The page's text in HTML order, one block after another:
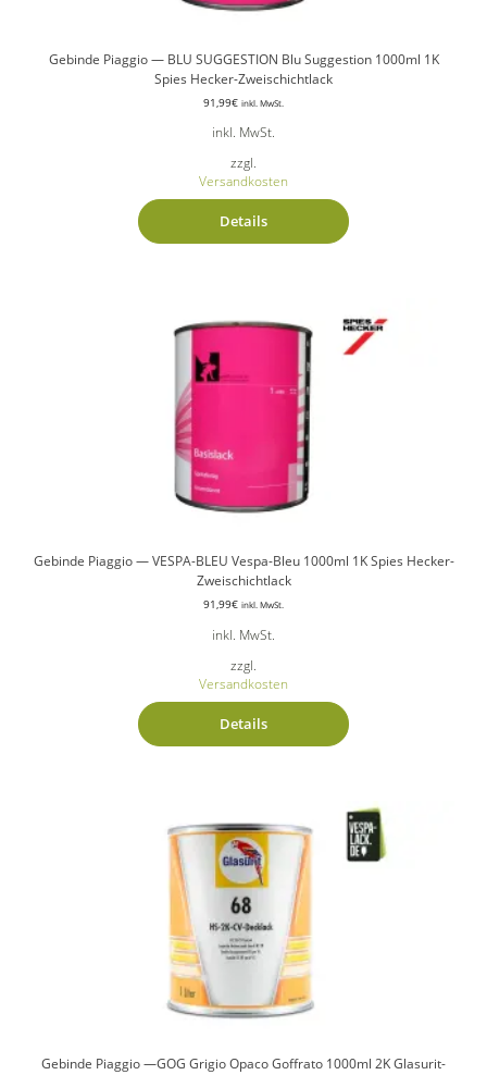
Gebinde Piaggio — BLU SUGGESTION Blu Suggestion 1000ml 1K
Spies Hecker-Zweischichtlack
91,99€ inkl. MwSt.
inkl. MwSt.
zzgl.
Versandkosten
Details
Gebinde Piaggio — VESPA-BLEU Vespa-Bleu 1000ml 1K Spies Hecker-
Zweischichtlack
91,99€ inkl. MwSt.
inkl. MwSt.
zzgl.
Versandkosten
Details
Gebinde Piaggio —GOG Grigio Opaco Goffrato 1000ml 2K Glasurit-